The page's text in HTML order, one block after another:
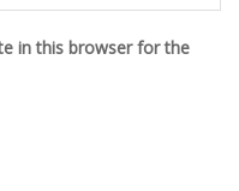
in this browser for the